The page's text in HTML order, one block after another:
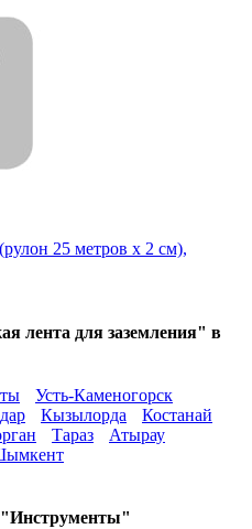
25 метров х 2 см),
лента для заземления" в
Усть-Каменогорск
Кызылорда
Костанай
Тараз
Атырау
"Инструменты"